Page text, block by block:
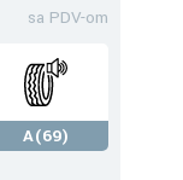
sa PDV-om
A(69)